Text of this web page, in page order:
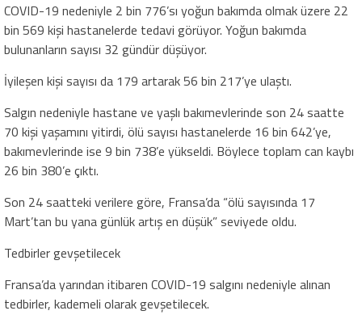
COVID-19 nedeniyle 2 bin 776’sı yoğun bakımda olmak üzere 22
bin 569 kişi hastanelerde tedavi görüyor. Yoğun bakımda
bulunanların sayısı 32 gündür düşüyor.
İyileşen kişi sayısı da 179 artarak 56 bin 217’ye ulaştı.
Salgın nedeniyle hastane ve yaşlı bakımevlerinde son 24 saatte
70 kişi yaşamını yitirdi, ölü sayısı hastanelerde 16 bin 642’ye,
bakımevlerinde ise 9 bin 738’e yükseldi. Böylece toplam can kaybı
26 bin 380’e çıktı.
Son 24 saatteki verilere göre, Fransa’da “ölü sayısında 17
Mart’tan bu yana günlük artış en düşük” seviyede oldu.
Tedbirler gevşetilecek
Fransa’da yarından itibaren COVID-19 salgını nedeniyle alınan
tedbirler, kademeli olarak gevşetilecek.